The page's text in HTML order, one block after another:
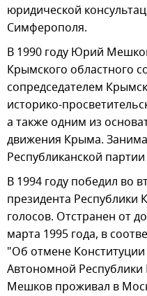
юридической
Симферополя.
В 1990 году Юрий
Крымского областного
сопредседателем
историко-
а также одним из
движения Крыма.
Республиканской
В 1994 году победил во
президента Республики
голосов. Отстранен от
марта 1995 года, в
"Об отмене
Автономной
Мешков проживал в